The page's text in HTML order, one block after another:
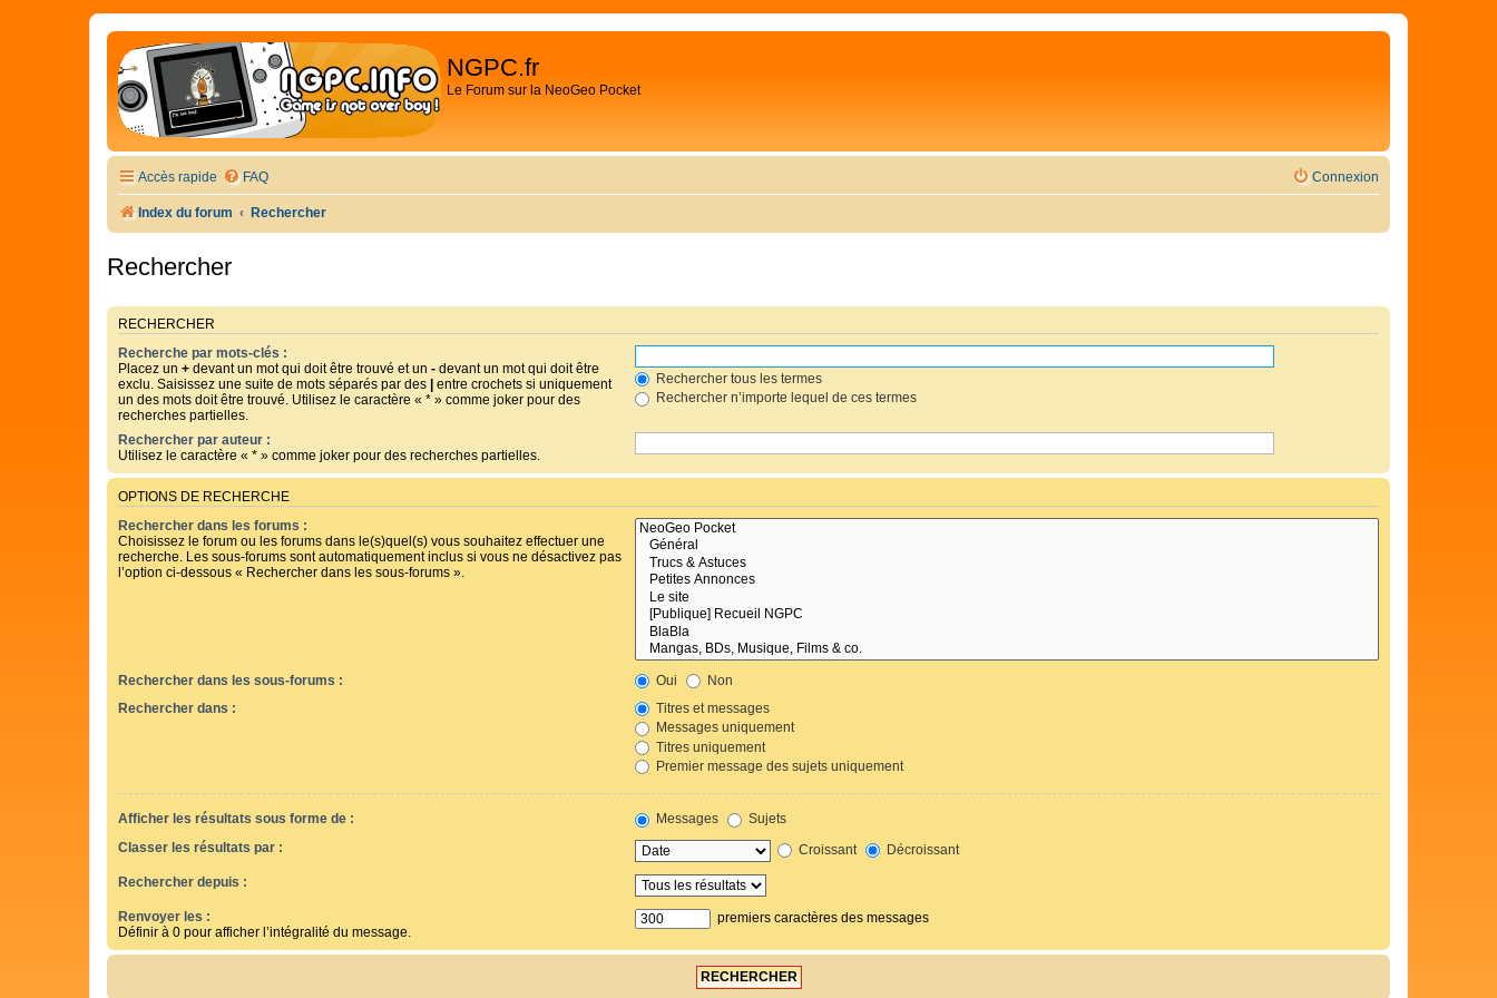
NGPC.fr
Le Forum sur la NeoGeo Pocket
Accès rapide FAQ Connexion
Index du forum Rechercher
Rechercher
RECHERCHER
Recherche par mots-clés :
Placez un + devant un mot qui doit être trouvé et un - devant un mot qui doit être
exclu. Saisissez une suite de mots séparés par des
entre crochets si uniquement
un des mots doit être trouvé. Utilisez le caractère « * » comme joker pour des
recherches partielles.
Rechercher tous les termes
Rechercher n’importe lequel de ces termes
Rechercher par auteur :
Utilisez le caractère « * » comme joker pour des recherches partielles.
OPTIONS DE RECHERCHE
Rechercher dans les forums :
Choisissez le forum ou les forums dans le(s)quel(s) vous souhaitez effectuer une
recherche. Les sous-forums sont automatiquement inclus si vous ne désactivez pas
l’option ci-dessous « Rechercher dans les sous-forums ».
Rechercher dans les sous-forums : Oui
Non
Rechercher dans :
Titres et messages
Messages uniquement
Titres uniquement
Premier message des sujets uniquement
Afficher les résultats sous forme de : Messages
Sujets
Classer les résultats par :
Croissant Décroissant
Rechercher depuis :
Renvoyer les :
Définir à 0 pour afficher l’intégralité du message.
premiers caractères des messages